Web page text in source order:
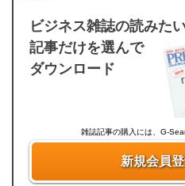
ビジネス雑誌の読みた
記事だけを選んで
ダウンロード
雑誌記事の購入には、G-
新規会員